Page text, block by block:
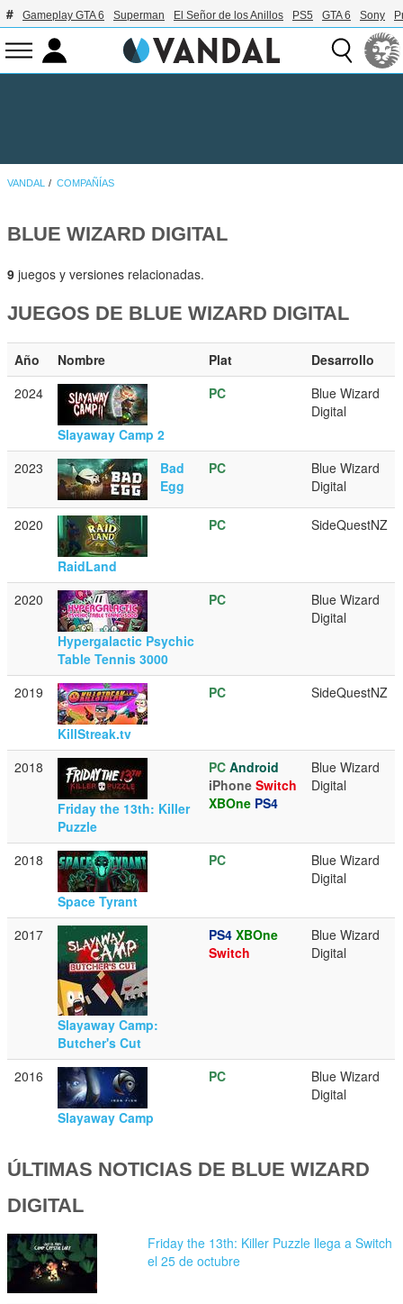
Gameplay GTA 6 Superman El Señor de los Anillos PS5 GTA 6 Sony
VANDAL COMPAÑÍAS
BLUE WIZARD DIGITAL
9 juegos y versiones relacionadas.
JUEGOS DE BLUE WIZARD DIGITAL
Año Nombre Plat
Desarrollo
2024
Slayaway Camp 2
PC
Blue Wizard
Digital
2023
Bad
Egg
PC
Blue Wizard
Digital
2020
RaidLand
PC SideQuestNZ
2020
Hypergalactic Psychic
Table Tennis 3000
PC
Blue Wizard
Digital
2019
KillStreak.tv
PC SideQuestNZ
2018
Friday the 13th: Killer
Puzzle
PC Android
iPhone Switch
XBOne PS4
Blue Wizard
Digital
2018
Space Tyrant
PC
Blue Wizard
Digital
2017
Slayaway Camp:
Butcher's Cut
PS4 XBOne
Switch
Blue Wizard
Digital
2016
Slayaway Camp
PC
Blue Wizard
Digital
ÚLTIMAS NOTICIAS DE BLUE WIZARD
DIGITAL
Friday the 13th: Killer Puzzle llega a Switch
el 25 de octubre